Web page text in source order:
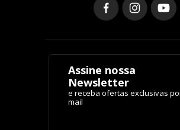
Assine nossa
Newsletter